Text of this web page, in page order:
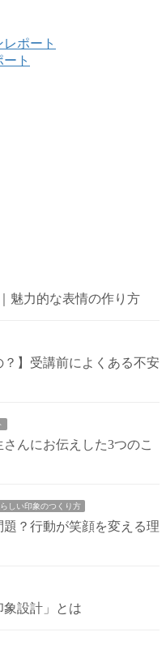
ポート
ト
魅力的な表情の作り方
？】受講前によくある不安
んにお伝えした3つのこ
しい印象のつくり方
？行動が笑顔を変える理
設計」とは